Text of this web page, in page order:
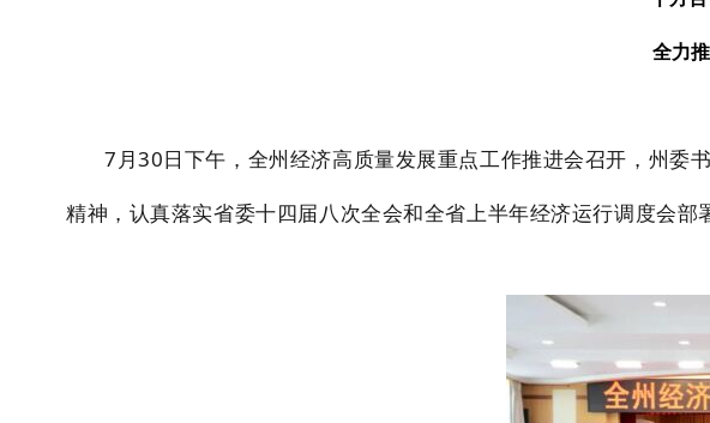
全力
7月30日下午，全州经济高质量发展重点工作推进会召开，州委
精神，认真落实省委十四届八次全会和全省上半年经济运行调度会